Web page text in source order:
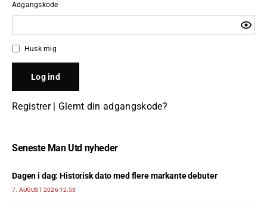
Adgangskode
Husk mig
Registrer| Glemt din adgangskode?
Seneste Man Utd nyheder
Dagen i dag: Historisk dato med flere markante debuter
7. AUGUST 2026 12:53